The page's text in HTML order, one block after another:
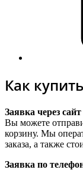
Как
Заявка через сайт
Вы можете
корзину. Мы
заказа, а также
Заявка по